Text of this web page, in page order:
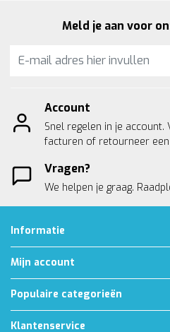
Meld je aan voor
Account
Snel regelen in je
facturen of retourneer
Vragen?
We helpen je graag.
Informatie
Mijn account
Populaire categorieën
Klantenservice